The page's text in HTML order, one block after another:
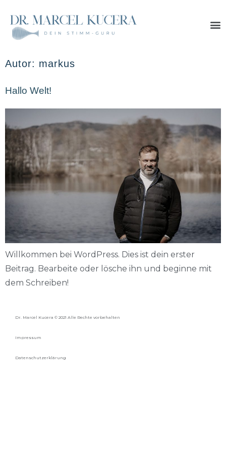
Autor: markus
Hallo Welt!
Willkommen bei WordPress. Dies ist dein erster
Beitrag. Bearbeite oder lösche ihn und beginne mit
dem Schreiben!
Dr. Marcel Kucera © 2021 Alle Rechte vorbehalten
Impressum
Datenschutzerklärung